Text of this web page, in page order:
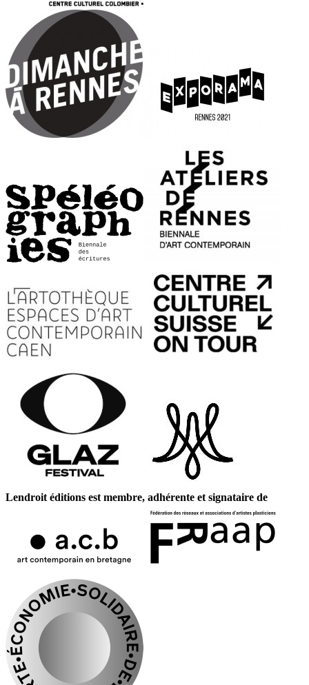
Lendroit éditions est membre, adhérente et signataire de